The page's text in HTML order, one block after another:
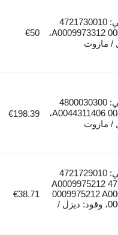
رقم مرجعي: 4721730010
A0009973312 0009973312،
/ مازوت
€50
رقم مرجعي: 4800030300
0044311406 A0044311406،
/ مازوت
€198.39
رقم مرجعي: 4721729010
4721720010 A0009975212
0009975212
0009973812، وقود: ديزل /
€38.71